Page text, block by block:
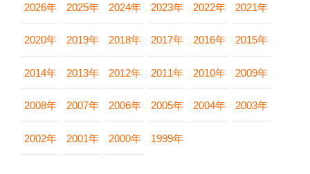
2026年 2025年 2024年 2023年 2022年 2021年
2020年 2019年 2018年 2017年 2016年 2015年
2014年 2013年 2012年 2011年 2010年 2009年
2008年 2007年 2006年 2005年 2004年 2003年
2002年 2001年 2000年 1999年